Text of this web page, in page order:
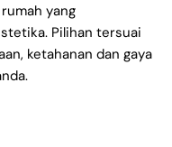
yang
Pilihan tersuai
ketahanan dan gaya